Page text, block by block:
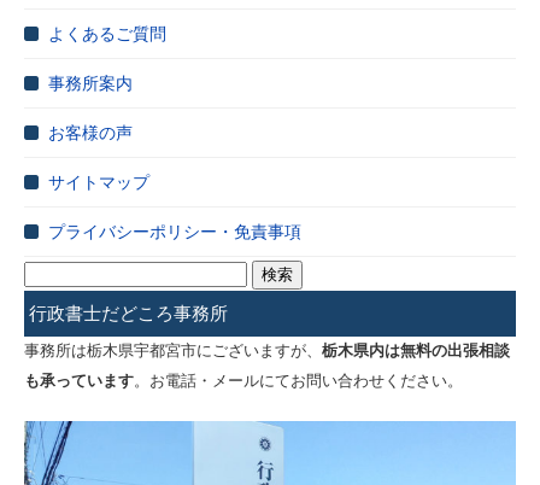
よくあるご質問
事務所案内
お客様の声
サイトマップ
プライバシーポリシー・免責事項
索:
行政書士だどころ事務所
事務所は栃木県宇都宮市にございますが、 栃木県内は無料の出張相談
も承っています。お電話・メールにてお問い合わせください。